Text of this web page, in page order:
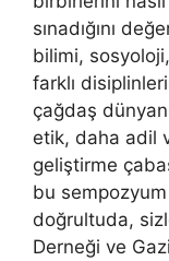
sınadığını
bilimi,
farklı
çağdaş
etik, daha adil
geliştirme
bu sempozyum
doğrultuda,
Derneği ve